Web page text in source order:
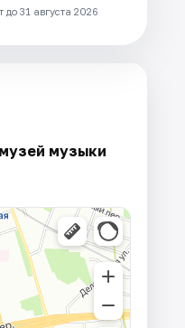
до 31 августа 2026
музыки